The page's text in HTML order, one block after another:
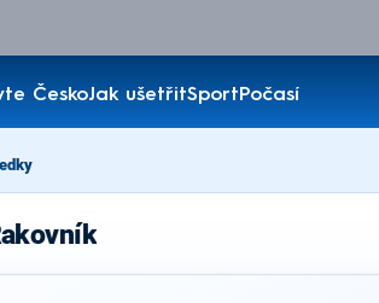
ČeskoJak ušetřitSportPočasí